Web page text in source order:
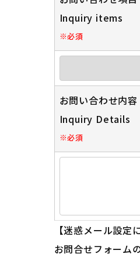
Inquiry items
※必須
お問い合わせ内容
Inquiry Details
※必須
【迷惑メール設定
お問合せフォーム